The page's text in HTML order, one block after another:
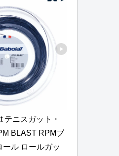
テニスガット・
BLAST RPMブ
ール ロールガッ